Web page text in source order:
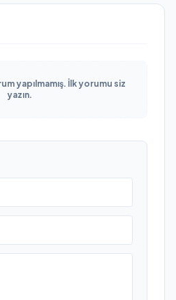
yapılmamış. İlk yorumu siz
yazın.